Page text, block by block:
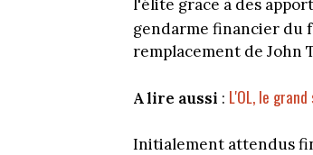
l'élite grâce à des
gendarme financier du
remplacement de John
A lire aussi : L'OL, le
Initialement attendus